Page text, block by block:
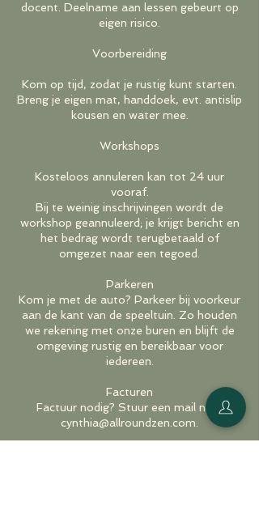
docent. Deelname aan lessen gebeurt op
eigen risico.
Voorbereiding
Kom op tijd, zodat je rustig kunt starten.
Breng je eigen mat, handdoek, evt. antislip
kousen en water mee.
Workshops
Kosteloos annuleren kan tot 24 uur
vooraf.
Bij te weinig inschrijvingen wordt de
workshop geannuleerd; je krijgt bericht en
het bedrag wordt terugbetaald of
omgezet naar een tegoed.
Parkeren
Kom je met de auto? Parkeer bij voorkeur
aan de kant van de speeltuin. Zo houden
we rekening met onze buren en blijft de
omgeving rustig en bereikbaar voor
iedereen.
Facturen
Factuur nodig? Stuur een mail naar
cynthia@allroundzen.com.